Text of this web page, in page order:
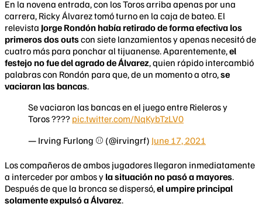
En la novena entrada, con los Toros arriba apenas por una
carrera, Ricky Álvarez tomó turno en la caja de bateo. El
relevista Jorge Rondón había retirado de forma efectiva los
primeros dos outscon siete lanzamientos y apenas necesitó de
cuatro más para ponchar al tijuanense. Aparentemente,el
festejo no fue del agrado de Álvarez, quien rápido intercambió
palabras con Rondón para que, de un momento a otro,se
vaciaran las bancas.
Se vaciaron las bancas en el juego entre Rieleros y
Toros ???? pic.twitter.com/NqKybTzLV0
— Irving Furlong ⚾ (@irvingrf) June 17, 2021
Los compañeros de ambos jugadores llegaron inmediatamente
a interceder por ambos y la situación no pasó a mayores.
Después de que la bronca se dispersó,el umpire principal
solamente expulsó a Álvarez.